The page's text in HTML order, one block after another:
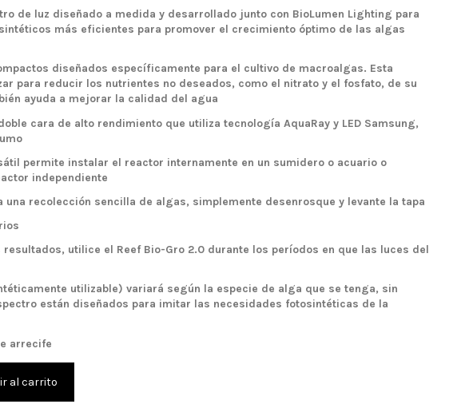
de luz diseñado a medida y desarrollado junto con BioLumen Lighting para
más eficientes para promover el crecimiento óptimo de las algas
diseñados específicamente para el cultivo de macroalgas. Esta
para reducir los nutrientes no deseados, como el nitrato y el fosfato, de su
ayuda a mejorar la calidad del agua
cara de alto rendimiento que utiliza tecnología AquaRay y LED Samsung,
permite instalar el reactor internamente en un sumidero o acuario o
independiente
una recolección sencilla de algas, simplemente desenrosque y levante la tapa
resultados, utilice el Reef Bio-Gro 2.0 durante los períodos en que las luces del
utilizable) variará según la especie de alga que se tenga, sin
están diseñados para imitar las necesidades fotosintéticas de la
arrecife
al carrito